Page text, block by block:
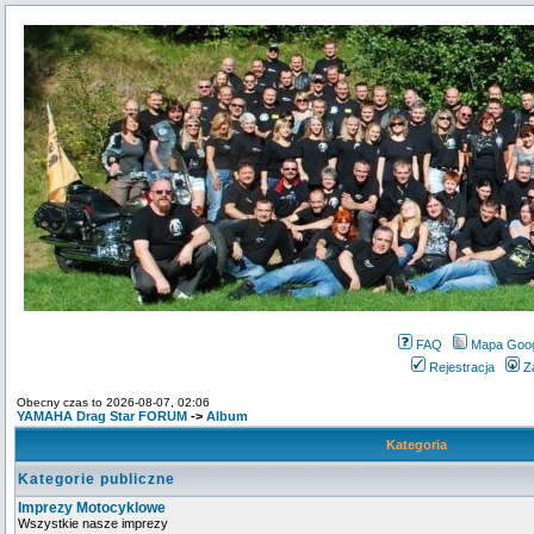
FAQ
Mapa
Rejestracja
Obecny czas to 2026-08-07, 02:06
YAMAHA Drag Star FORUM -> Album
Kategoria
Kategorie publiczne
Imprezy Motocyklowe
Wszystkie nasze imprezy